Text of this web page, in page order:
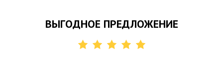
ВЫГОДНОЕ ПРЕДЛОЖЕНИЕ